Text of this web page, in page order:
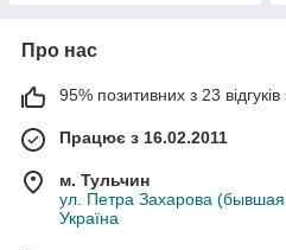
Про нас
95% позитивних з 23 відгуків
Працює з 16.02.2011
м. Тульчин
ул. Петра Захарова
Україна